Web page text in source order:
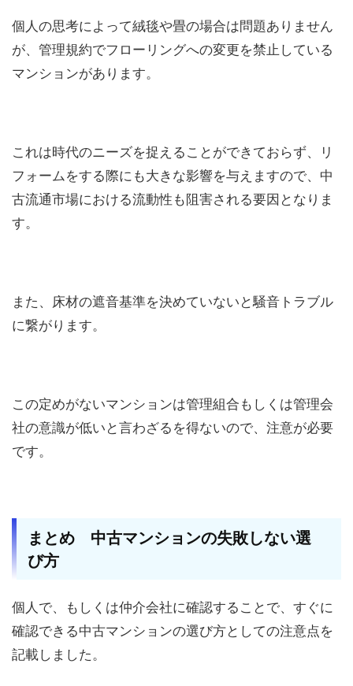
個人の思考によって絨毯や畳の場合は問題ありません
が、管理規約でフローリングへの変更を禁止している
マンションがあります。
これは時代のニーズを捉えることができておらず、リ
フォームをする際にも大きな影響を与えますので、中
古流通市場における流動性も阻害される要因となりま
す。
また、床材の遮音基準を決めていないと騒音トラブル
に繋がります。
この定めがないマンションは管理組合もしくは管理会
社の意識が低いと言わざるを得ないので、注意が必要
です。
まとめ 中古マンションの失敗しない選
び方
個人で、もしくは仲介会社に確認することで、すぐに
確認できる中古マンションの選び方としての注意点を
記載しました。